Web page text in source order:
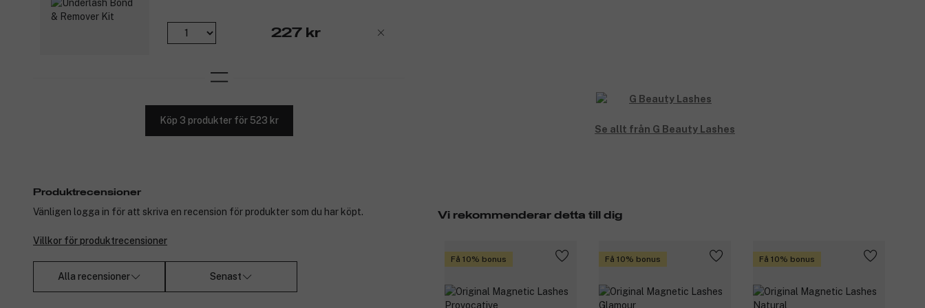
227 kr
Köp 3 produkter för 523 kr
Se allt från G Beauty Lashes
Vi rekommenderar detta till dig
Få 10% bonus Få 10% bonus Få 10% bonus
Produktrecensioner
Vänligen logga in för att skriva en recension för produkter som du har köpt.
Villkor för produktrecensioner
Alla recensioner Senast